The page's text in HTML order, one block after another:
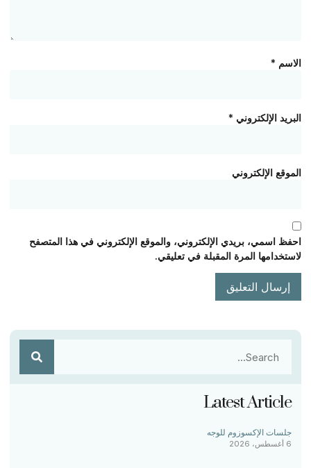
الاسم *
البريد الإلكتروني *
الموقع الإلكتروني
احفظ اسمي، بريدي الإلكتروني، والموقع الإلكتروني في هذا المتصفح
لاستخدامها المرة المقبلة في تعليقي.
Latest Article
جلسات الإكسوزوم للوجه
6 أغسطس، 2026